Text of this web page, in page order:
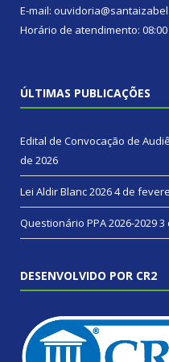
E-mail:
Horário de atendimento: 08:00
ÚLTIMAS PUBLICAÇÕES
Edital de Convocação de
de 2026
Lei Aldir Blanc 20264 de
Questionário PPA 2026-20293
DESENVOLVIDO POR CR2